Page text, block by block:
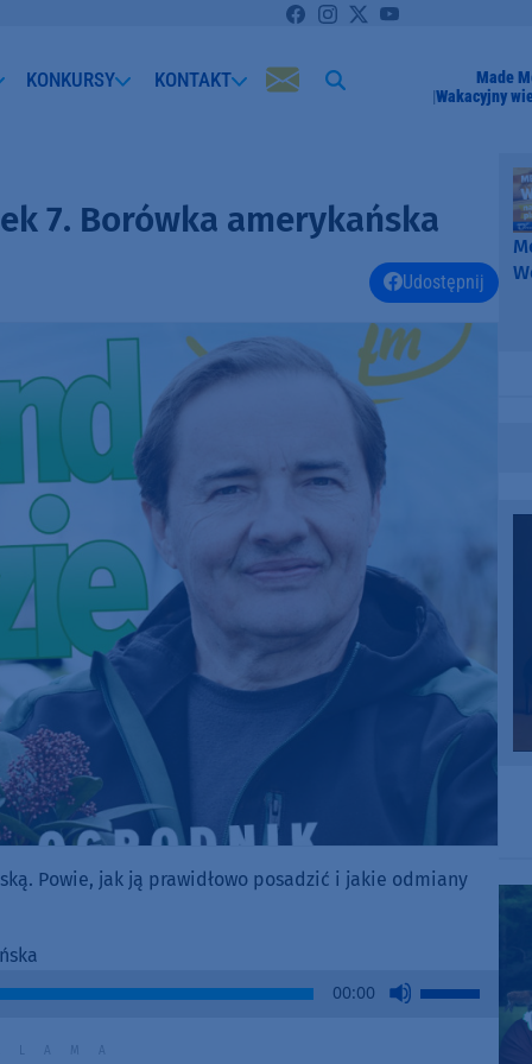
KONKURSY KONTAKT Made
Wakacyjny
7. Borówka amerykańska
Udostępnij
Powie, jak ją prawidłowo posadzić i jakie odmiany
00:00
Use
Up/Down